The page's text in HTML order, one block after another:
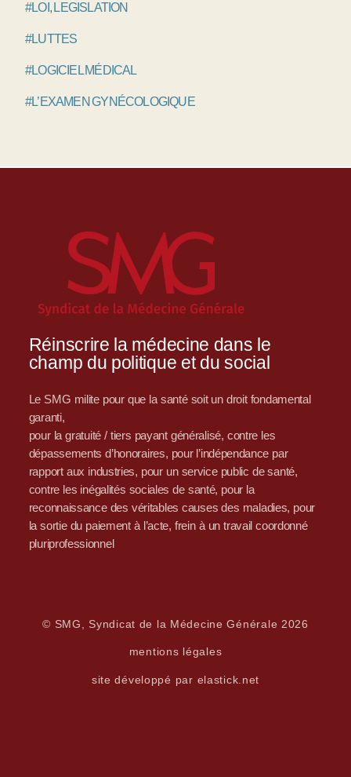
#LOI, LEGISLATION
#LUTTES
#LOGICIEL MÉDICAL
#L’EXAMEN GYNÉCOLOGIQUE
Réinscrire la médecine dans le
champ du politique et du social
Le SMG milite pour que la santé soit un droit fondamental
garanti,
pour la gratuité / tiers payant généralisé, contre les
dépassements d’honoraires, pour l’indépendance par
rapport aux industries, pour un service public de santé,
contre les inégalités sociales de santé, pour la
reconnaissance des véritables causes des maladies, pour
la sortie du paiement à l’acte, frein à un travail coordonné
pluriprofessionnel
© SMG, Syndicat de la Médecine Générale 2026
mentions légales
site développé par elastick.net